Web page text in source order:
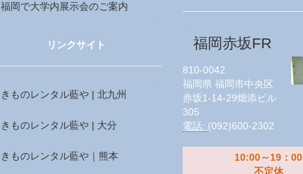
福岡で大学内展示会のご案内
リンクサイト
きものレンタル藍や | 北九州
きものレンタル藍や | 大分
きものレンタル藍や｜熊本
福岡赤坂FR
810-0042
福岡県 福岡市中央区
赤坂1-14-29畑添ビル
305
電話: (092)600-2302
10:00～19：00
不定休